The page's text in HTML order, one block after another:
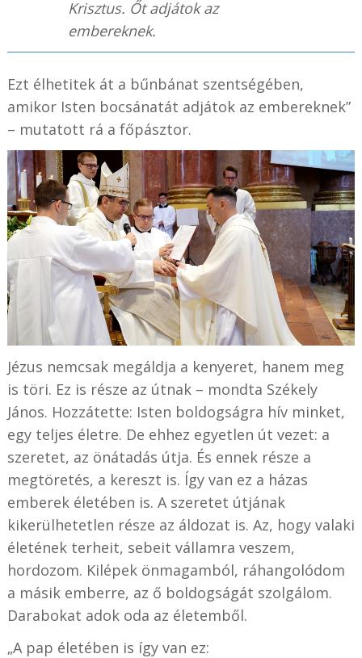
Krisztus. Őt adjátok az
embereknek.
Ezt élhetitek át a bűnbánat szentségében,
amikor Isten bocsánatát adjátok az embereknek”
– mutatott rá a főpásztor.
Jézus nemcsak megáldja a kenyeret, hanem meg
is töri. Ez is része az útnak – mondta Székely
János. Hozzátette: Isten boldogságra hív minket,
egy teljes életre. De ehhez egyetlen út vezet: a
szeretet, az önátadás útja. És ennek része a
megtöretés, a kereszt is. Így van ez a házas
emberek életében is. A szeretet útjának
kikerülhetetlen része az áldozat is. Az, hogy valaki
életének terheit, sebeit vállamra veszem,
hordozom. Kilépek önmagamból, ráhangolódom
a másik emberre, az ő boldogságát szolgálom.
Darabokat adok oda az életemből.
„A pap életében is így van ez: